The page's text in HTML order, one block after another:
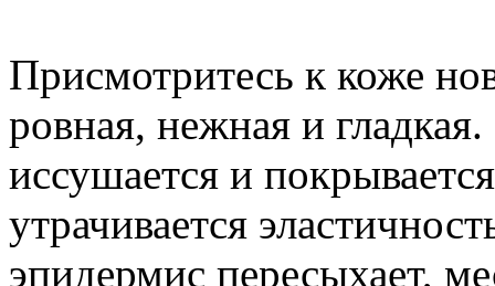
Присмотритесь к коже
ровная, нежная и
иссушается и
утрачивается
эпидермис пересыхает,